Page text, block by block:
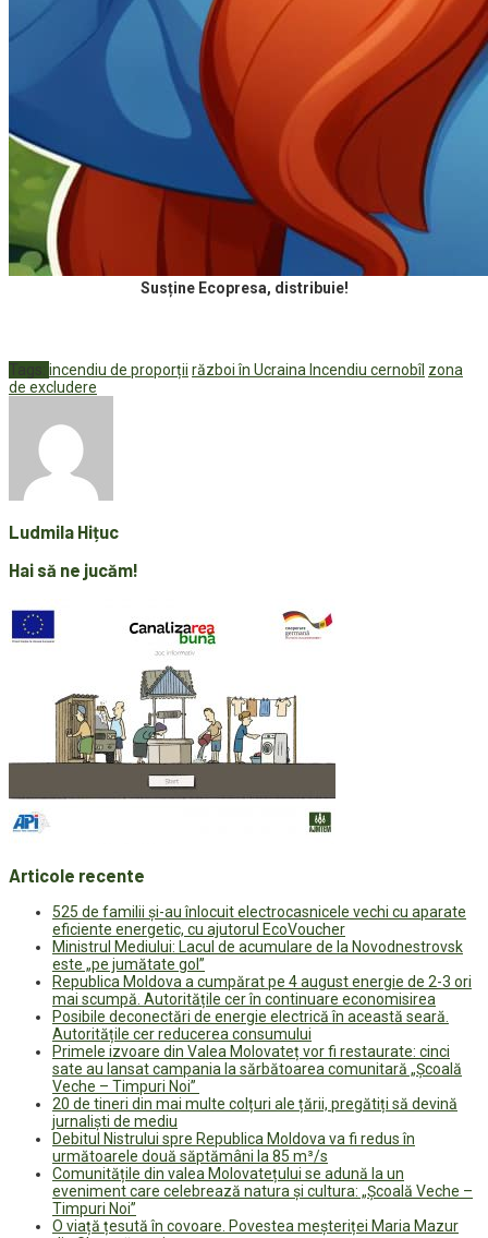
Susține Ecopresa, distribuie!
Tags: incendiu de proporții război în Ucraina Incendiu cernobîl zona
de excludere
Ludmila Hițuc
Hai să ne jucăm!
Articole recente
525 de familii și-au înlocuit electrocasnicele vechi cu aparate
eficiente energetic, cu ajutorul EcoVoucher
Ministrul Mediului: Lacul de acumulare de la Novodnestrovsk
este „pe jumătate gol”
Republica Moldova a cumpărat pe 4 august energie de 2-3 ori
mai scumpă. Autoritățile cer în continuare economisirea
Posibile deconectări de energie electrică în această seară.
Autoritățile cer reducerea consumului
Primele izvoare din Valea Molovateț vor fi restaurate: cinci
sate au lansat campania la sărbătoarea comunitară „Școală
Veche – Timpuri Noi”
20 de tineri din mai multe colțuri ale țării, pregătiți să devină
jurnaliști de mediu
Debitul Nistrului spre Republica Moldova va fi redus în
următoarele două săptămâni la 85 m³/s
Comunitățile din valea Molovatețului se adună la un
eveniment care celebrează natura și cultura: „Școală Veche –
Timpuri Noi”
O viață țesută în covoare. Povestea meșteriței Maria Mazur